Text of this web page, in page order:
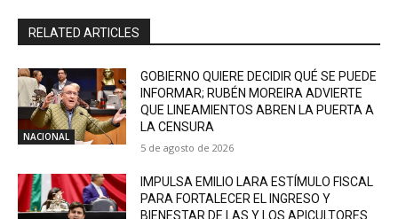
RELATED ARTICLES
NACIONAL
GOBIERNO QUIERE DECIDIR QUÉ SE PUEDE
INFORMAR; RUBÉN MOREIRA ADVIERTE
QUE LINEAMIENTOS ABREN LA PUERTA A
LA CENSURA
5 de agosto de 2026
IMPULSA EMILIO LARA ESTÍMULO FISCAL
PARA FORTALECER EL INGRESO Y
BIENESTAR DE LAS Y LOS APICULTORES